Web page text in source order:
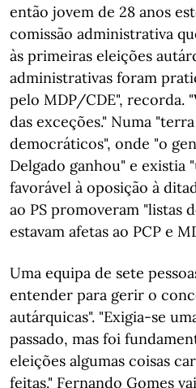
então jovem de 28 anos
comissão administrativa
às primeiras eleições
administrativas foram
pelo MDP/CDE", recorda.
das exceções." Numa
democráticos", onde "o
Delgado ganhou" e existia
favorável à oposição à
ao PS promoveram "listas
estavam afetas ao PCP e
Uma equipa de sete
entender para gerir o
autárquicas". "Exigia-se
passado, mas foi
eleições algumas coisas
feitas." Fernando Gomes